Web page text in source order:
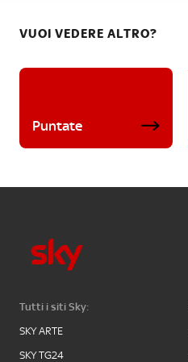
VUOI VEDERE ALTRO?
Puntate
Tutti i siti Sky:
SKY ARTE
SKY TG24